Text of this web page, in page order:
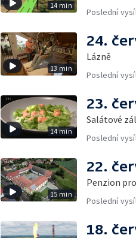
14 min
Poslední
13 min
24.
Lázně
Poslední
14 min
23.
Salátové
Poslední
15 min
22.
Penzion
Poslední
18.